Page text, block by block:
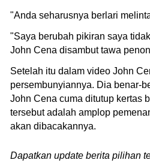
"Anda seharusnya berlari
"Saya berubah pikiran saya
John Cena disambut tawa
Setelah itu dalam video John
persembunyiannya. Dia benar-
John Cena cuma ditutup kertas
tersebut adalah amplop
akan dibacakannya.
Dapatkan update berita pilihan